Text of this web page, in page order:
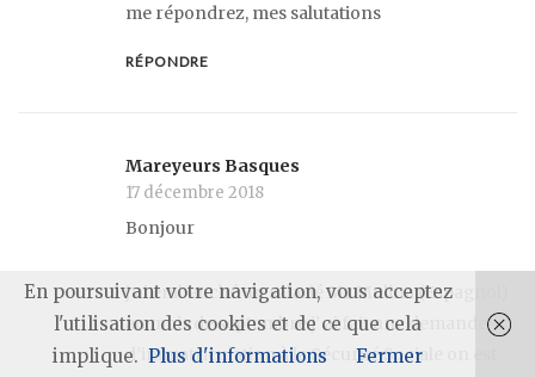
me répondrez, mes salutations
RÉPONDRE
Mareyeurs Basques
17 décembre 2018
Bonjour
j ai embauché un salarié Mr Molina (Espagnol)
au mois de septembre j’ ai fait une demande
d’immatriculation à la Sécurité Sociale on est
En poursuivant votre navigation, vous acceptez
l'utilisation des cookies et de ce que cela
implique. Plus d'informations Fermer